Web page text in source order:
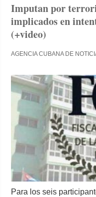
Imputan por
implicados en
(+video)
AGENCIA CUBANA DE
Para los seis